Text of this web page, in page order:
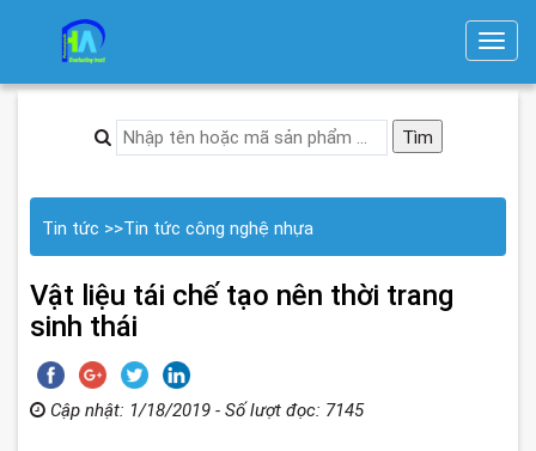
T
e
a
Tin tức >>Tin tức công nghệ nhựa
Vật liệu tái chế tạo nên thời trang
sinh thái
Cập nhật: 1/18/2019 - Số lượt đọc: 7145